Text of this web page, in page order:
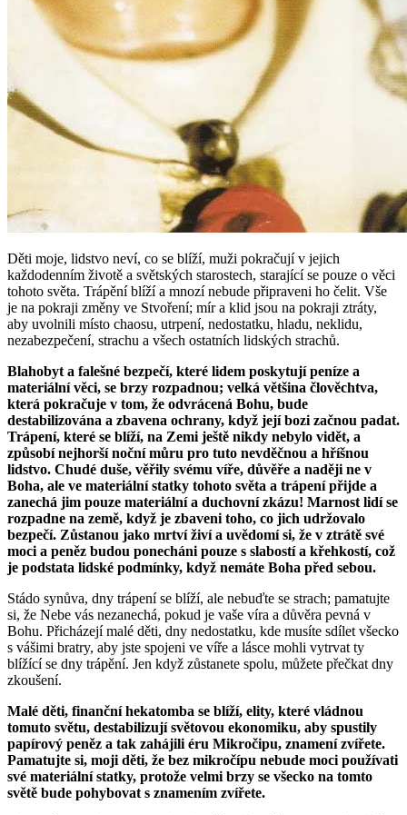
Děti moje, lidstvo neví, co se blíží, muži pokračují v jejich
každodenním životě a světských starostech, starající se pouze o věci
tohoto světa. Trápění blíží a mnozí nebude připraveni ho čelit. Vše
je na pokraji změny ve Stvoření; mír a klid jsou na pokraji ztráty,
aby uvolnili místo chaosu, utrpení, nedostatku, hladu, neklidu,
nezabezpečení, strachu a všech ostatních lidských strachů.
Blahobyt a falešné bezpečí, které lidem poskytují peníze a
materiální věci, se brzy rozpadnou; velká většina člověchtva,
která pokračuje v tom, že odvrácená Bohu, bude
destabilizována a zbavena ochrany, když její bozi začnou padat.
Trápení, které se blíží, na Zemi ještě nikdy nebylo vidět, a
způsobí nejhorší noční můru pro tuto nevděčnou a hříšnou
lidstvo. Chudé duše, věřily svému víře, důvěře a naději ne v
Boha, ale ve materiální statky tohoto světa a trápení přijde a
zanechá jim pouze materiální a duchovní zkázu! Marnost lidí se
rozpadne na země, když je zbaveni toho, co jich udržovalo
bezpečí. Zůstanou jako mrtví živí a uvědomí si, že v ztrátě své
moci a peněz budou ponecháni pouze s slabostí a křehkostí, což
je podstata lidské podmínky, když nemáte Boha před sebou.
Stádo synůva, dny trápení se blíží, ale nebuďte se strach; pamatujte
si, že Nebe vás nezanechá, pokud je vaše víra a důvěra pevná v
Bohu. Přicházejí malé děti, dny nedostatku, kde musíte sdílet všecko
s vášimi bratry, aby jste spojeni ve víře a lásce mohli vytrvat ty
blížící se dny trápění. Jen když zůstanete spolu, můžete přečkat dny
zkoušení.
Malé děti, finanční hekatomba se blíží, elity, které vládnou
tomuto světu, destabilizují světovou ekonomiku, aby spustily
papírový peněz a tak zahájili éru Mikročipu, znamení zvířete.
Pamatujte si, moji děti, že bez mikročípu nebude moci používati
své materiální statky, protože velmi brzy se všecko na tomto
světě bude pohybovat s znamením zvířete.